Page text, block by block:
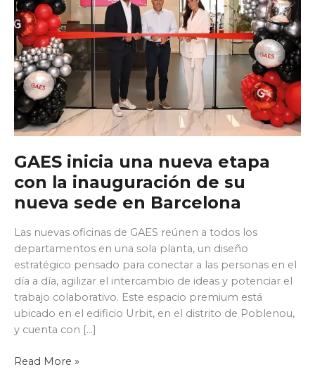
GAES inicia una nueva etapa
con la inauguración de su
nueva sede en Barcelona
Las nuevas oficinas de GAES reúnen a todos los
departamentos en una sola planta, un diseño
estratégico pensado para conectar a las personas en el
día a día, agilizar el intercambio de ideas y potenciar el
trabajo colaborativo. Este espacio premium está
ubicado en el edificio Urbit, en el distrito de Poblenou,
y cuenta con […]
GAES
Read More »